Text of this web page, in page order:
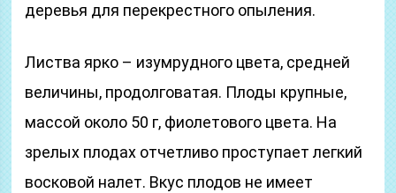
деревья для перекрестного опыления.
Листва ярко – изумрудного цвета, средней
величины, продолговатая. Плоды крупные,
массой около 50 г, фиолетового цвета. На
зрелых плодах отчетливо проступает легкий
восковой налет. Вкус плодов не имеет